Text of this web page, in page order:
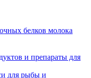
белков молока
и препараты для
для рыбы и